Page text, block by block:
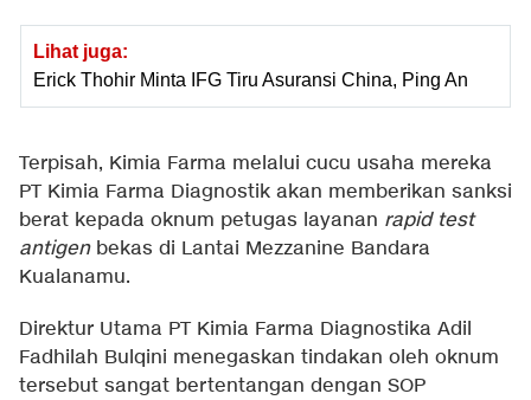
Lihat juga:
Erick Thohir Minta IFG Tiru Asuransi China, Ping An
Terpisah, Kimia Farma melalui cucu usaha mereka
PT Kimia Farma Diagnostik akan memberikan sanksi
berat kepada oknum petugas layanan rapid test
antigenbekas di Lantai Mezzanine Bandara
Kualanamu.
Direktur Utama PT Kimia Farma Diagnostika Adil
Fadhilah Bulqini menegaskan tindakan oleh oknum
tersebut sangat bertentangan dengan SOP